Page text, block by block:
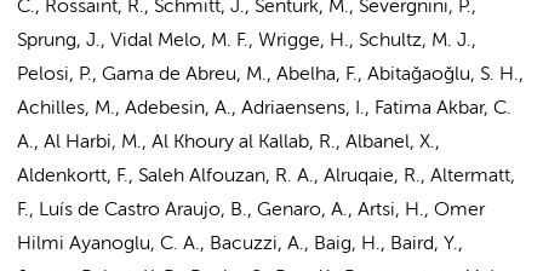
C., Rossaint, R., Schmitt, J., Senturk, M., Severgnini, P.,
Sprung, J., Vidal Melo, M. F., Wrigge, H., Schultz, M. J.,
Pelosi, P., Gama de Abreu, M., Abelha, F., Abitağaoğlu, S. H.,
Achilles, M., Adebesin, A., Adriaensens, I., Fatima Akbar, C.
A., Al Harbi, M., Al Khoury al Kallab, R., Albanel, X.,
Aldenkortt, F., Saleh Alfouzan, R. A., Alruqaie, R., Altermatt,
F., Luís de Castro Araujo, B., Genaro, A., Artsi, H., Omer
Hilmi Ayanoglu, C. A., Bacuzzi, A., Baig, H., Baird, Y.,